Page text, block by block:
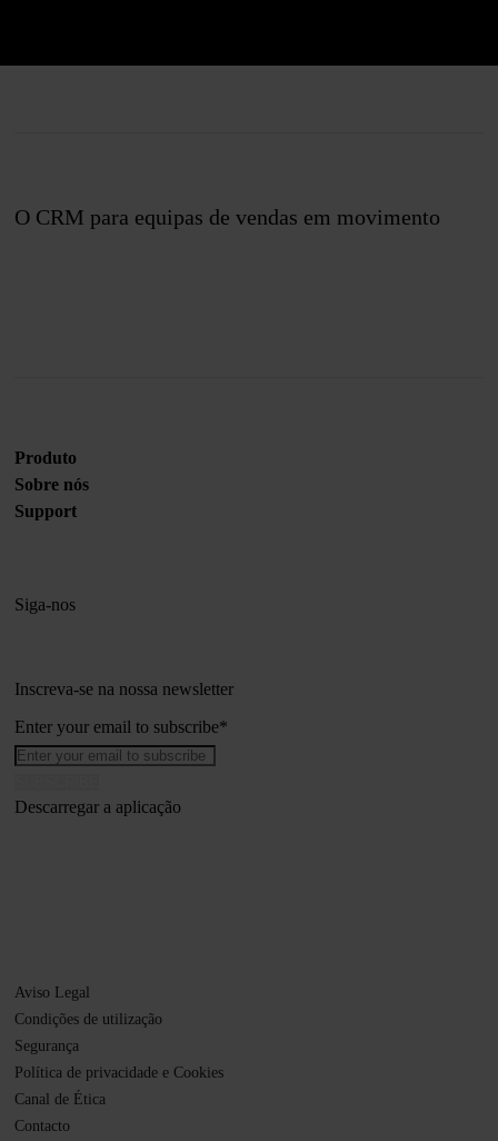
O CRM para equipas de vendas em movimento
Produto
Sobre nós
Support
Siga-nos
Inscreva-se na nossa newsletter
Enter your email to subscribe*
Descarregar a aplicação
Aviso Legal
Condições de utilização
Segurança
Política de privacidade e Cookies
Canal de Ética
Contacto